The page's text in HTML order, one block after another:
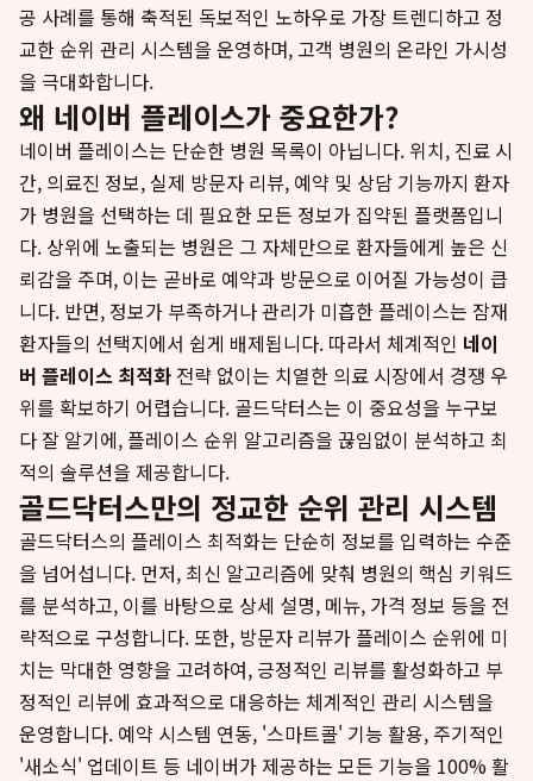
공 사례를 통해 축적된 독보적인 노하우로 가장 트렌디하고 정
교한 순위 관리 시스템을 운영하며, 고객 병원의 온라인 가시성
을 극대화합니다.
왜 네이버 플레이스가 중요한가?
네이버 플레이스는 단순한 병원 목록이 아닙니다. 위치, 진료 시
간, 의료진 정보, 실제 방문자 리뷰, 예약 및 상담 기능까지 환자
가 병원을 선택하는 데 필요한 모든 정보가 집약된 플랫폼입니
다. 상위에 노출되는 병원은 그 자체만으로 환자들에게 높은 신
뢰감을 주며, 이는 곧바로 예약과 방문으로 이어질 가능성이 큽
니다. 반면, 정보가 부족하거나 관리가 미흡한 플레이스는 잠재
환자들의 선택지에서 쉽게 배제됩니다. 따라서 체계적인 네이
버 플레이스 최적화 전략 없이는 치열한 의료 시장에서 경쟁 우
위를 확보하기 어렵습니다. 골드닥터스는 이 중요성을 누구보
다 잘 알기에, 플레이스 순위 알고리즘을 끊임없이 분석하고 최
적의 솔루션을 제공합니다.
골드닥터스만의 정교한 순위 관리 시스템
골드닥터스의 플레이스 최적화는 단순히 정보를 입력하는 수준
을 넘어섭니다. 먼저, 최신 알고리즘에 맞춰 병원의 핵심 키워드
를 분석하고, 이를 바탕으로 상세 설명, 메뉴, 가격 정보 등을 전
략적으로 구성합니다. 또한, 방문자 리뷰가 플레이스 순위에 미
치는 막대한 영향을 고려하여, 긍정적인 리뷰를 활성화하고 부
정적인 리뷰에 효과적으로 대응하는 체계적인 관리 시스템을
운영합니다. 예약 시스템 연동, '스마트콜' 기능 활용, 주기적인
'새소식' 업데이트 등 네이버가 제공하는 모든 기능을 100% 활